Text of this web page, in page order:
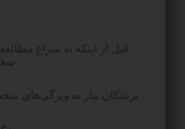
قبل از اینکه به سراغ
پزشکان نیاز به ویژگی‌های